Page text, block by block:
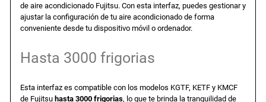
i
t
de aire acondicionado Fujitsu. Con esta interfaz, puedes gestionar y
ajustar la configuración de tu aire acondicionado de forma
conveniente desde tu dispositivo móvil o ordenador.
Hasta 3000 frigorias
Esta interfaz es compatible con los modelos KGTF, KETF y KMCF
de Fujitsuhasta 3000 frigorias, lo que te brinda la tranquilidad de